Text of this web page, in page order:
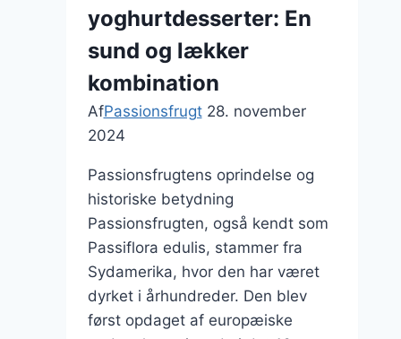
yoghurtdesserter: En
sund og lækker
kombination
AfPassionsfrugt 28. november
2024
Passionsfrugtens oprindelse og
historiske betydning
Passionsfrugten, også kendt som
Passiflora edulis, stammer fra
Sydamerika, hvor den har været
dyrket i århundreder. Den blev
først opdaget af europæiske